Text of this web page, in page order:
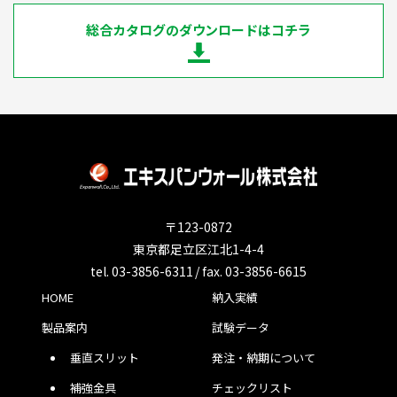
総合カタログのダウンロードはコチラ
〒123-0872
東京都足立区江北1-4-4
tel. 03-3856-6311 / fax. 03-3856-6615
HOME
製品案内
垂直スリット
補強金具
納入実績
試験データ
発注・納期について
チェックリスト